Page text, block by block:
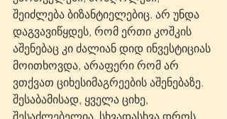
შეიძლება ბიზანტიელებიც. არ უნდა
დაგვავიწყდეს, რომ ერთი კოშკის
აშენებაც კი ძალიან დიდ ინვესტიციას
მოითხოვდა, არაფერი რომ არ
ვთქვათ ციხესიმაგრეების აშენებაზე.
შესაბამისად, ყველა ციხე,